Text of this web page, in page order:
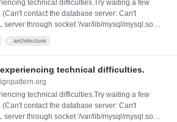
technical difficulties.Try waiting a few
contact the database server: Can't
server through socket '/var/lib/mysql/mysql.sock'
architecture
technical difficulties.
technical difficulties.Try waiting a few
contact the database server: Can't
server through socket '/var/lib/mysql/mysql.sock'